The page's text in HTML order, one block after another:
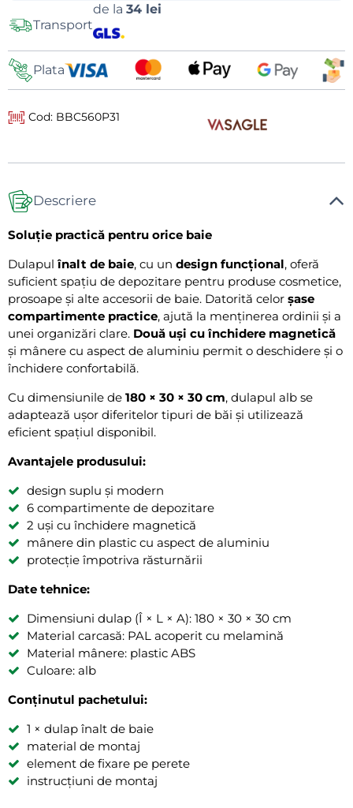
Transport
de la 34 lei
Plata
Cod: BBC560P31
Descriere
Soluție practică pentru orice baie
Dulapulînalt de baie, cu un design funcțional, oferă
suficient spațiu de depozitare pentru produse cosmetice,
prosoape și alte accesorii de baie. Datorită celor șase
compartimente practice, ajută la menținerea ordinii și a
unei organizări clare. Două uși cu închidere magnetică
și mânere cu aspect de aluminiu permit o deschidere și o
închidere confortabilă.
Cu dimensiunile de 180 × 30 × 30 cm, dulapul alb se
adaptează ușor diferitelor tipuri de băi și utilizează
eficient spațiul disponibil.
Avantajele produsului:
design suplu și modern
6 compartimente de depozitare
2 uși cu închidere magnetică
mânere din plastic cu aspect de aluminiu
protecție împotriva răsturnării
Date tehnice:
Dimensiuni dulap (Î × L × A): 180 × 30 × 30 cm
Material carcasă: PAL acoperit cu melamină
Material mânere: plastic ABS
Culoare: alb
Conținutul pachetului:
1 × dulap înalt de baie
material de montaj
element de fixare pe perete
instrucțiuni de montaj